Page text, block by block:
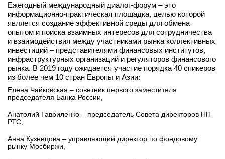
Ежегодный международный диалог-форум – это
информационно-практическая площадка, целью которой
является создание эффективной среды для обмена
опытом и поиска взаимных интересов для сотрудничества
и взаимодействия между участниками рынка коллективных
инвестиций – представителями финансовых институтов,
инфраструктурных организаций и регуляторов финансового
рынка. В 2019 году ожидается участие порядка 40 спикеров
из более чем 10 стран Европы и Азии:
Елена Чайковская – советник первого заместителя
председателя Банка России,
Анатолий Гавриленко – председатель Совета директоров НП
РТС,
Анна Кузнецова – управляющий директор по фондовому
рынку Мосбиржи,